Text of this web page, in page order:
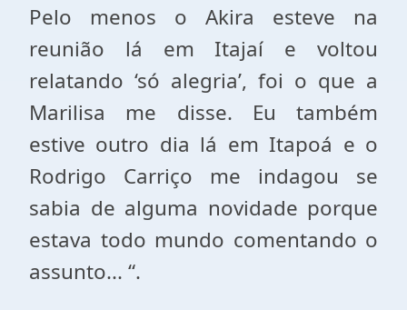
Pelo menos o Akira esteve na
reunião lá em Itajaí e voltou
relatando ‘só alegria’, foi o que a
Marilisa me disse. Eu também
estive outro dia lá em Itapoá e o
Rodrigo Carriço me indagou se
sabia de alguma novidade porque
estava todo mundo comentando o
assunto... “.